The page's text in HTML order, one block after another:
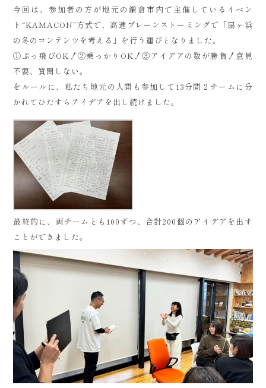
今回は、参加者の方が地元の鎌倉市内で主催しているイベン
ト“KAMACON”方式で、高速ブレーンストーミングで「扇ヶ浜
の冬のコンテンツを考える」を行う運びとなりました。
①ぶっ飛びOK！②乗っかりOK！③アイデアの数が勝負！意見
不要、質問しない。
をルールに、私たち地元の人間も参加して13分間２チームに分
かれてひたすらアイデアを出し続けました。
最終的に、両チームとも100ずつ、合計200個のアイデアを出す
ことができました。